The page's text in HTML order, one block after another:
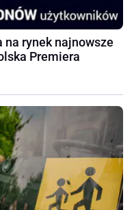
na rynek najnowsze
Premiera